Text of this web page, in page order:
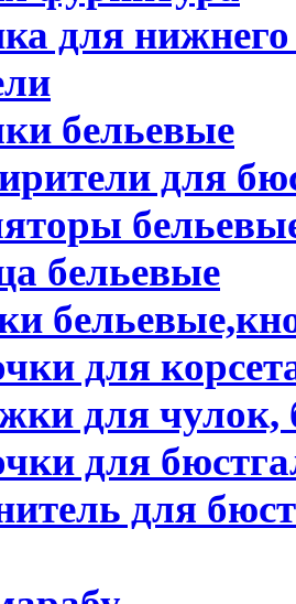
для
бельевые
для
бельевые
для
для чулок,
для
для